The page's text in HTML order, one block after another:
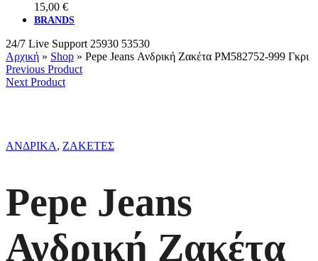
15,00 €
BRANDS
24/7 Live Support 25930 53530
Αρχική » Shop » Pepe Jeans Ανδρική Ζακέτα PM582752-999 Γκρι
Previous Product
Next Product
ΑΝΔΡΙΚΑ, ΖΑΚΕΤΕΣ
Pepe Jeans
Ανδρική Ζακέτα